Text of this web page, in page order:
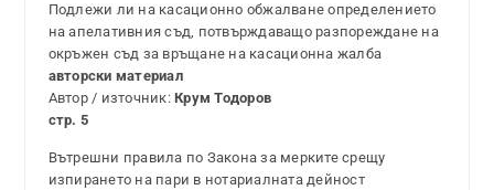
Подлежи ли на касационно обжалване определението
на апелативния съд, потвърждаващо разпореждане на
окръжен съд за връщане на касационна жалба
авторски материал
Автор / източник:Крум Тодоров
стр. 5
Вътрешни правила по Закона за мерките срещу
изпирането на пари в нотариалната дейност